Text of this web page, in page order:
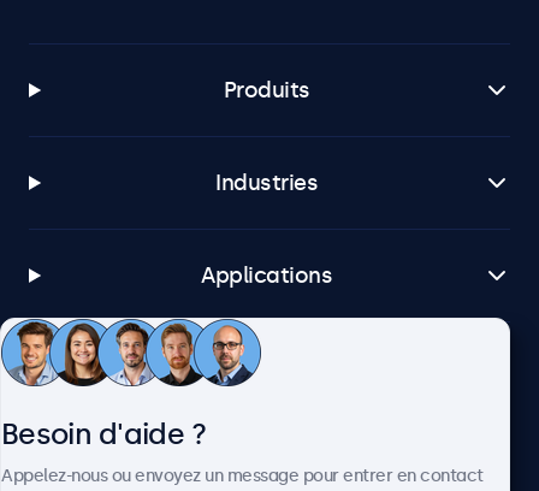
Produits
Industries
Applications
Service client
Besoin d'aide ?
Appelez-nous ou envoyez un message pour entrer en contact